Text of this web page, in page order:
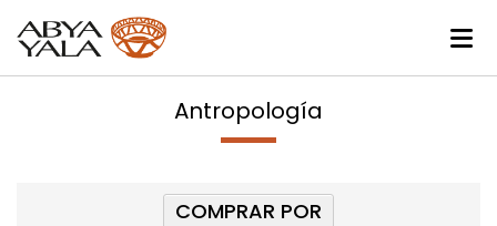
Antropología
COMPRAR POR